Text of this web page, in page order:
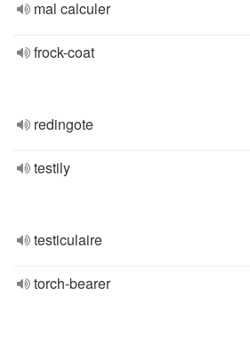
mal calculer
frock-coat
redingote
testily
testiculaire
torch-bearer